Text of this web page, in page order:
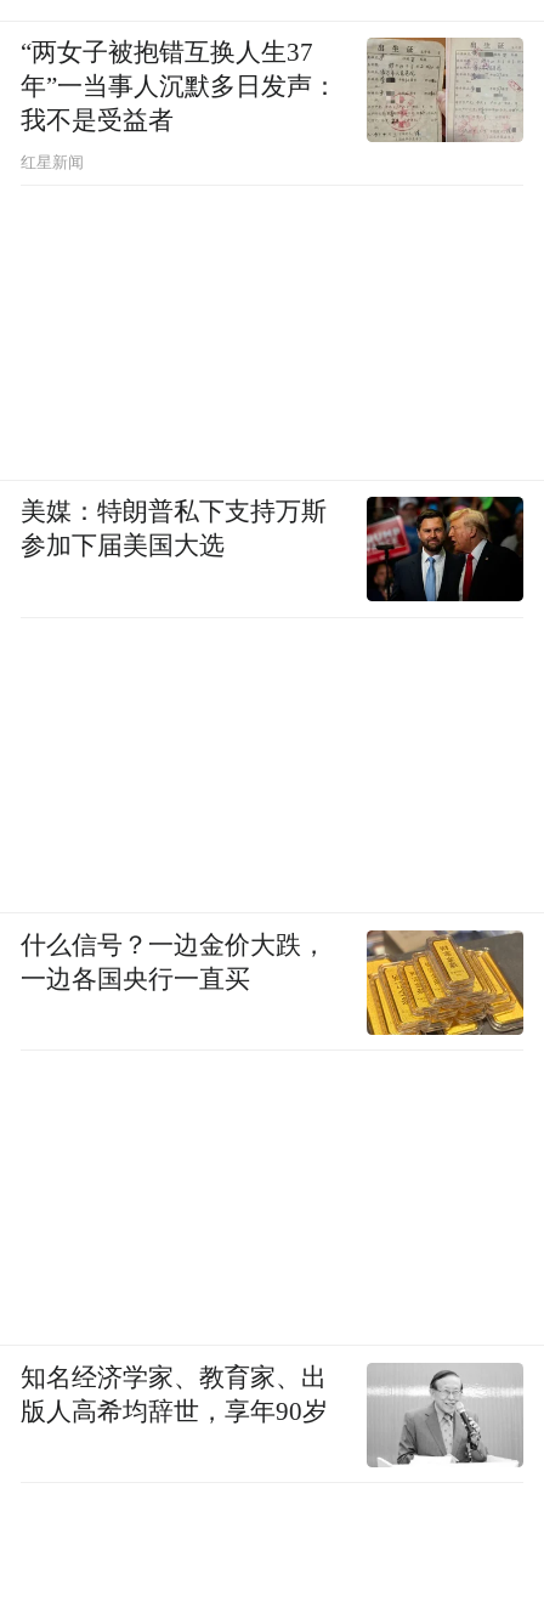
“两女子被抱错互换人生37
年”一当事人沉默多日发声：
我不是受益者
红星新闻
美媒：特朗普私下支持万斯
参加下届美国大选
什么信号？一边金价大跌，
一边各国央行一直买
知名经济学家、教育家、出
版人高希均辞世，享年90岁